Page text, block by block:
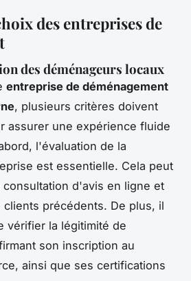
des entreprises de
des déménageurs locaux
entreprise de déménagement
, plusieurs critères doivent
assurer une expérience fluide
l'évaluation de la
est essentielle. Cela peut
consultation d'avis en ligne et
précédents. De plus, il
vérifier la légitimité de
son inscription au
ainsi que ses certifications